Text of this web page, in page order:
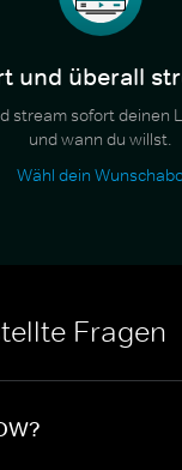
und überall
stream sofort deinen
und wann du willst.
Wähl dein
Fragen